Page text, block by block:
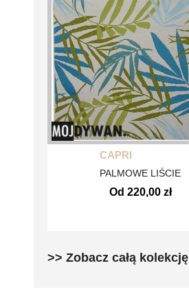
CAPRI
PALMOWE LIŚCIE
Od 220,00 zł
>> Zobacz całą kolekcję